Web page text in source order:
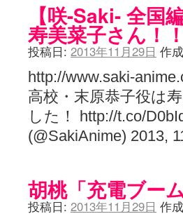
【咲-Saki- 全
寿美菜子さん！
投稿日: 2013年11月29日 作
http://www.saki-
高校・末原恭子役は
した！ http://t.co/
(@SakiAnime) 2013,
胡桃「充電ブー
投稿日: 2013年11月29日 作